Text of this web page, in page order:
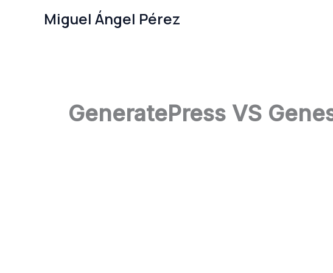
Miguel Ángel Pérez
GeneratePress VS